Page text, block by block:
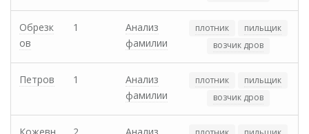
Обрезк
ов
1
Анализ
фамилии
плотник
пильщик
возчик дров
Петров 1
Анализ
фамилии
плотник
пильщик
возчик дров
Кожевн
2
Анализ